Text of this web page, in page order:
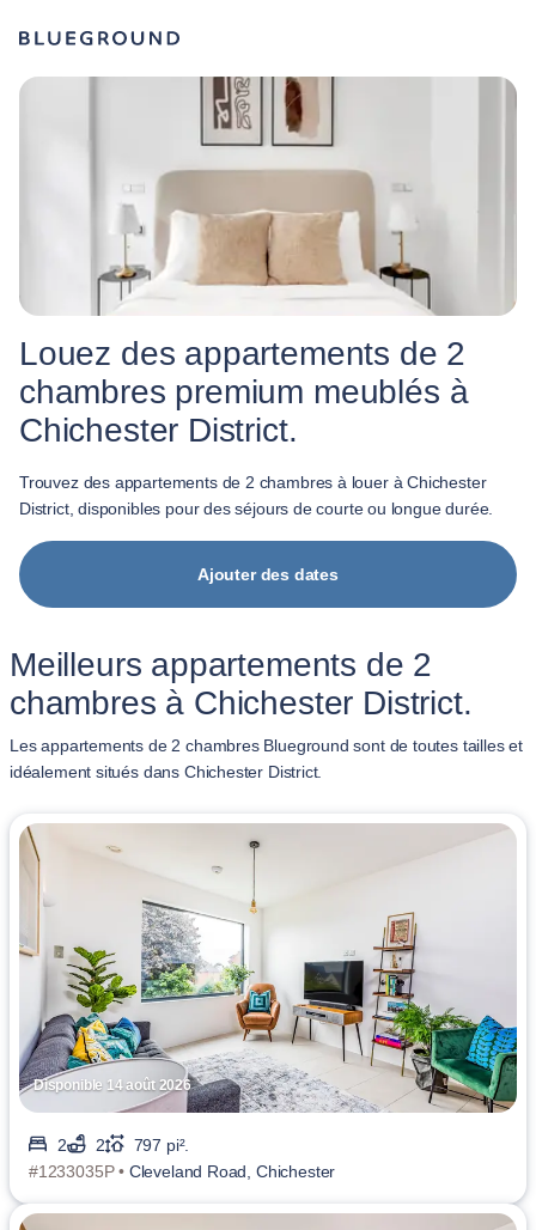
Louez des appartements de 2
chambres premium meublés à
Chichester District.
Trouvez des appartements de 2 chambres à louer à Chichester
District, disponibles pour des séjours de courte ou longue durée.
Ajouter des dates
Meilleurs appartements de 2
chambres à Chichester District.
Les appartements de 2 chambres Blueground sont de toutes tailles et
idéalement situés dans Chichester District.
Disponible 14 août 2026
2 2
797 pi².
#1233035P • Cleveland Road, Chichester